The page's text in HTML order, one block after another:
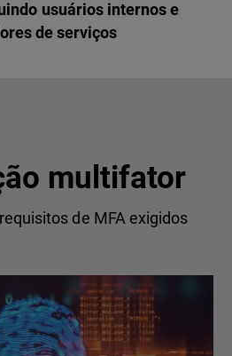
usuários internos e
de serviços
multifator
de MFA exigidos